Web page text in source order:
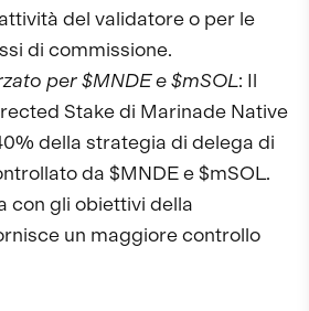
del validatore o per le
di commissione.
per $MNDE e $mSOL: Il
Stake di Marinade Native
della strategia di delega di
da $MNDE e $mSOL.
con gli obiettivi della
un maggiore controllo